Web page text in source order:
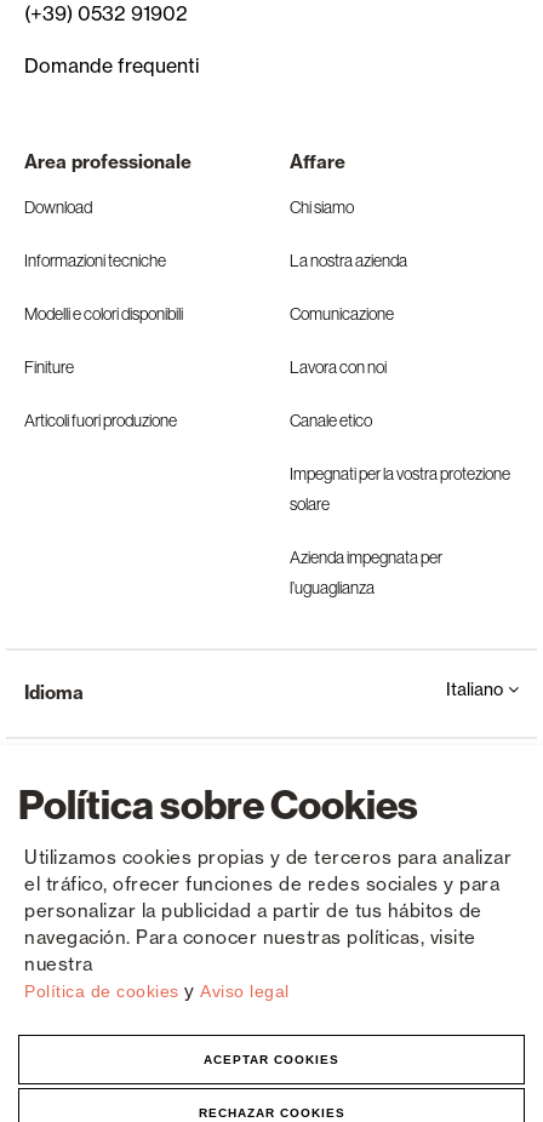
Política sobre Cookies
Utilizamos cookies propias y de terceros para analizar
el tráfico, ofrecer funciones de redes sociales y para
personalizar la publicidad a partir de tus hábitos de
navegación. Para conocer nuestras políticas, visite
nuestra
Política de cookies y Aviso legal
ACEPTAR COOKIES
RECHAZAR COOKIES
(+39) 0532 91902
Domande frequenti
Area professionale
Download
Informazioni tecniche
Modelli e colori disponibili
Finiture
Articoli fuori produzione
Affare
Chi siamo
La nostra azienda
Comunicazione
Lavora con noi
Canale etico
Impegnati per la vostra protezione
solare
Azienda impegnata per
l’uguaglianza
Copyright © Saxun 2023 - 2026 politica sulla riservatezza Avviso legale Cookies
Idioma Italiano